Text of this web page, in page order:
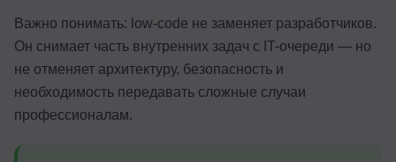
Важно понимать: low-code не заменяет разработчиков.
Он снимает часть внутренних задач с IT-очереди — но
не отменяет архитектуру, безопасность и
необходимость передавать сложные случаи
профессионалам.